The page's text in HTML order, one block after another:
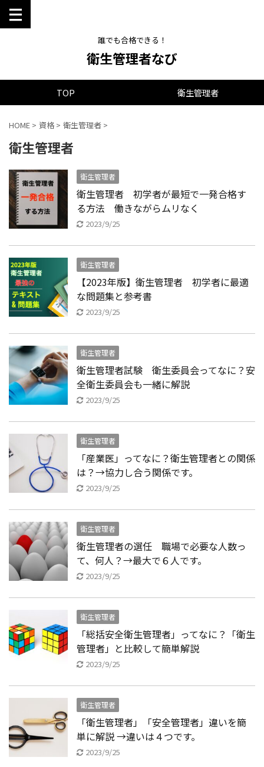
誰でも合格できる！
衛生管理者なび
TOP 衛生管理者
HOME > 資格 > 衛生管理者 >
衛生管理者
衛生管理者
衛生管理者 初学者が最短で一発合格す
る方法 働きながらムリなく
2023/9/25
衛生管理者
【2023年版】衛生管理者 初学者に最適
な問題集と参考書
2023/9/25
衛生管理者
衛生管理者試験 衛生委員会ってなに？安
全衛生委員会も一緒に解説
2023/9/25
衛生管理者
「産業医」ってなに？衛生管理者との関係
は？→協力し合う関係です。
2023/9/25
衛生管理者
衛生管理者の選任 職場で必要な人数っ
て、何人？→最大で６人です。
2023/9/25
衛生管理者
「総括安全衛生管理者」ってなに？「衛生
管理者」と比較して簡単解説
2023/9/25
衛生管理者
「衛生管理者」「安全管理者」違いを簡
単に解説 →違いは４つです。
2023/9/25